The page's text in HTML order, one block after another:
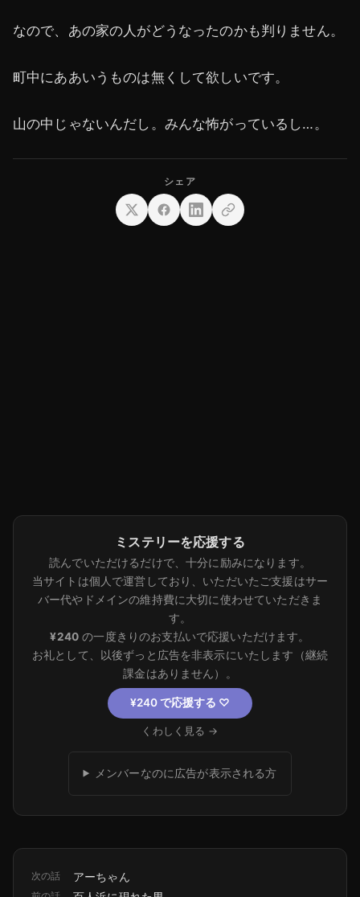
なので、あの家の人がどうなったのかも判りません。
町中にああいうものは無くして欲しいです。
山の中じゃないんだし。みんな怖がっているし…。
ミステリーを応援する
読んでいただけるだけで、十分に励みになります。
当サイトは個人で運営しており、いただいたご支援はサー
バー代やドメインの維持費に大切に使わせていただきま
す。
¥240 の一度きりのお支払いで応援いただけます。
お礼として、以後ずっと広告を非表示にいたします（継続
課金はありません）。
¥240 で応援する ♡
くわしく見る →
メンバーなのに広告が表示される方
次の話 アーちゃん